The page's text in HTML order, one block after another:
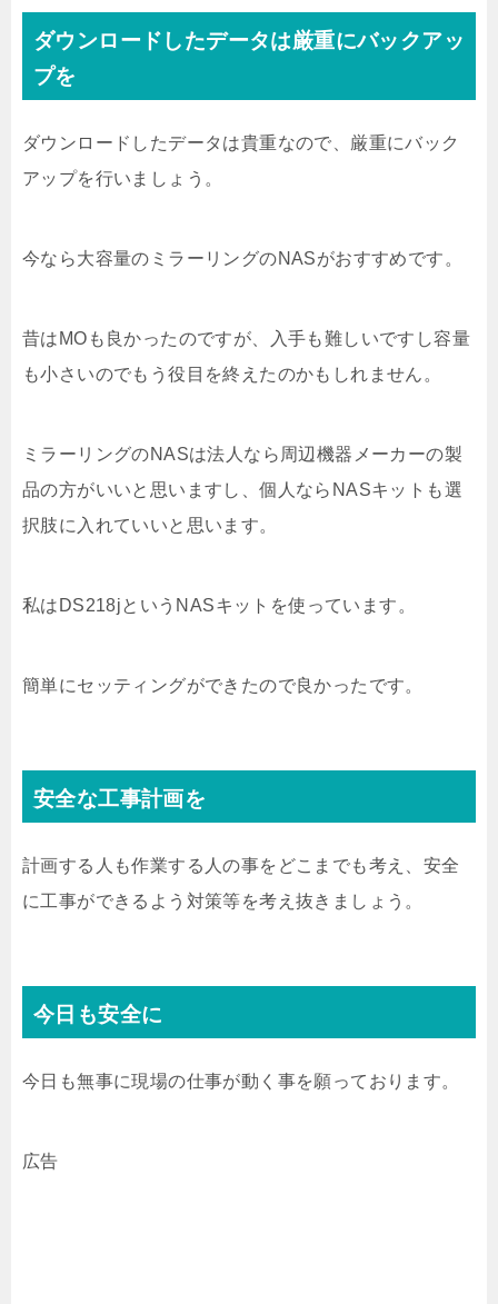
ダウンロードしたデータは厳重にバックアッ
プを
ダウンロードしたデータは貴重なので、厳重にバック
アップを行いましょう。
今なら大容量のミラーリングのNASがおすすめです。
昔はMOも良かったのですが、入手も難しいですし容量
も小さいのでもう役目を終えたのかもしれません。
ミラーリングのNASは法人なら周辺機器メーカーの製
品の方がいいと思いますし、個人ならNASキットも選
択肢に入れていいと思います。
私はDS218jというNASキットを使っています。
簡単にセッティングができたので良かったです。
安全な工事計画を
計画する人も作業する人の事をどこまでも考え、安全
に工事ができるよう対策等を考え抜きましょう。
今日も安全に
今日も無事に現場の仕事が動く事を願っております。
広告